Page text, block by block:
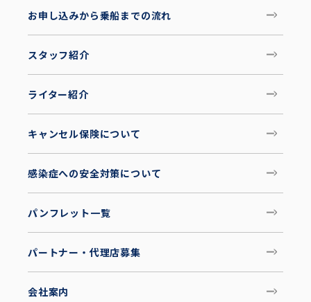
お申し込みから乗船までの流れ
スタッフ紹介
ライター紹介
キャンセル保険について
感染症への安全対策について
パンフレット一覧
パートナー・代理店募集
会社案内